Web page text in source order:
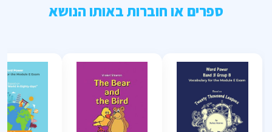
ספרים או חוברות באותו הנושא